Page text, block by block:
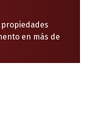
propiedades
en más de